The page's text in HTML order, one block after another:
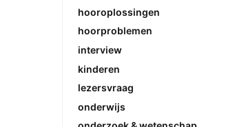
hooroplossingen
hoorproblemen
interview
kinderen
lezersvraag
onderwijs